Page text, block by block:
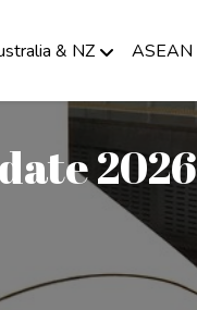
& NZ ASEAN
2026